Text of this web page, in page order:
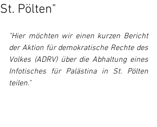
St. Pölten"
"Hier möchten wir einen kurzen Bericht
der Aktion für demokratische Rechte des
Volkes (ADRV) über die Abhaltung eines
Infotisches für Palästina in St. Pölten
teilen."